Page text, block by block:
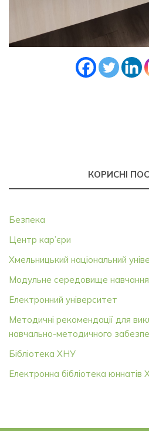
КОРИСНІ
Безпека
Центр кар’єри
Хмельницький національний
Модульне середовище навчання
Електронний університет
Методичні рекомендації для
навчально-методичного
Бібліотека ХНУ
Електронна бібліотека юннатів